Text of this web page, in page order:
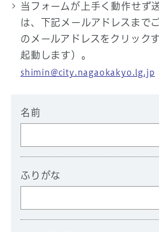
当フォームが上手く動作せず
は、下記メールアドレスまで
のメールアドレスをクリック
起動します）。
shimin@city.nagaokakyo.lg.jp
名前
ふりがな